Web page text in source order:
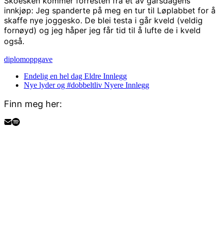
innkjøp: Jeg spanderte på meg en tur til Løplabbet for å
skaffe nye joggesko. De blei testa i går kveld (veldig
fornøyd) og jeg håper jeg får tid til å lufte de i kveld
også.
diplomoppgave
Endelig en hel dag Eldre Innlegg
Nye lyder og #dobbeltliv Nyere Innlegg
Finn meg her: